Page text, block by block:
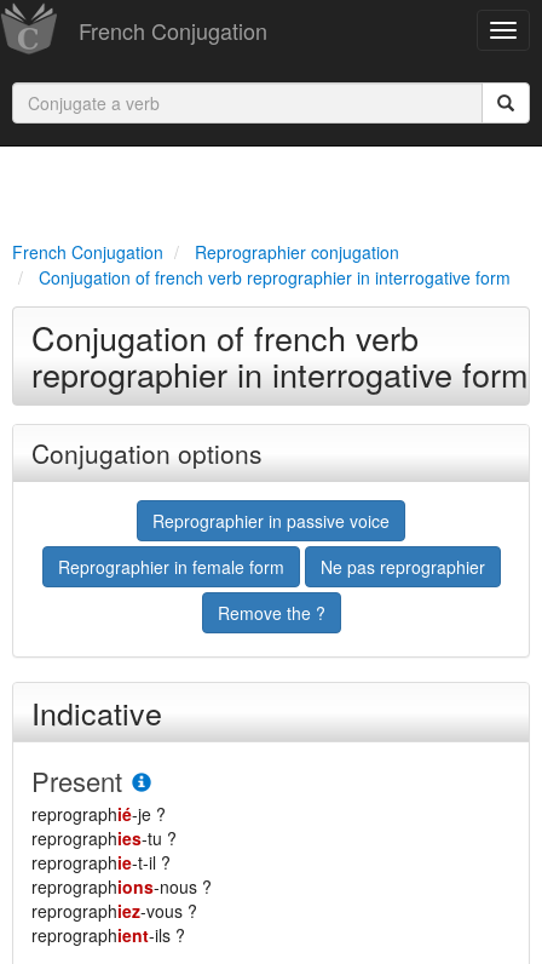
French Conjugation
French Conjugation
Reprographier conjugation
Conjugation of french verb reprographier in interrogative form
Conjugation of french verb
reprographier in interrogative form
Conjugation options
Reprographier in passive voice
Reprographier in female form
Ne pas reprographier
Remove the ?
Indicative
Present
reprographié-je ?
reprographies-tu ?
reprographie-t-il ?
reprographions-nous ?
reprographiez-vous ?
reprographient-ils ?